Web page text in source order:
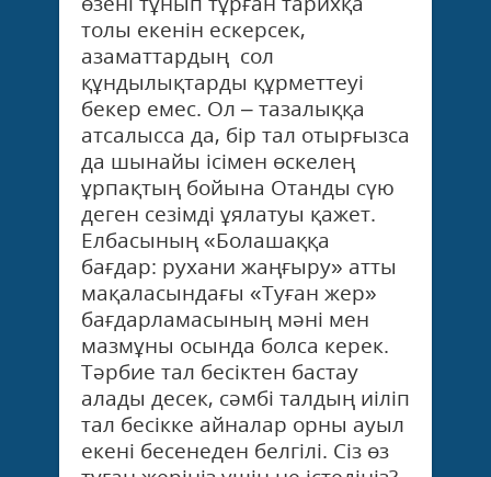
толы екенін ескерсек,
азаматтардың сол
құндылықтарды құрметтеуі
бекер емес. Ол – тазалыққа
атсалысса да, бір тал отырғызса
да шынайы ісімен өскелең
ұрпақтың бойына Отанды сүю
деген сезімді ұялатуы қажет.
Елбасының «Болашаққа
бағдар: рухани жаңғыру» атты
мақала­­сындағы «Туған жер»
бағдарламасының мәні мен
мазмұны осында болса керек.
Тәрбие тал бесіктен бастау
алады десек, сәмбі талдың иіліп
тал бесікке айналар орны ауыл
екені бесенеден белгілі. Сіз өз